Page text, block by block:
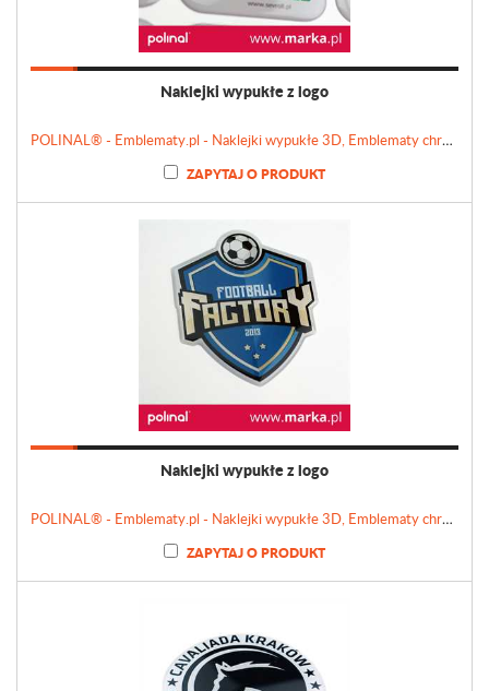
Naklejki wypukłe z logo
POLINAL® - Emblematy.pl - Naklejki wypukłe 3D, Emblematy chromowane, Tabliczki, Etykiety
ZAPYTAJ O PRODUKT
Naklejki wypukłe z logo
POLINAL® - Emblematy.pl - Naklejki wypukłe 3D, Emblematy chromowane, Tabliczki, Etykiety
ZAPYTAJ O PRODUKT